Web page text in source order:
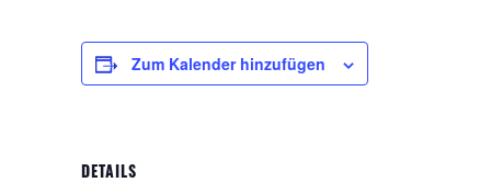
Zum Kalender hinzufügen
DETAILS